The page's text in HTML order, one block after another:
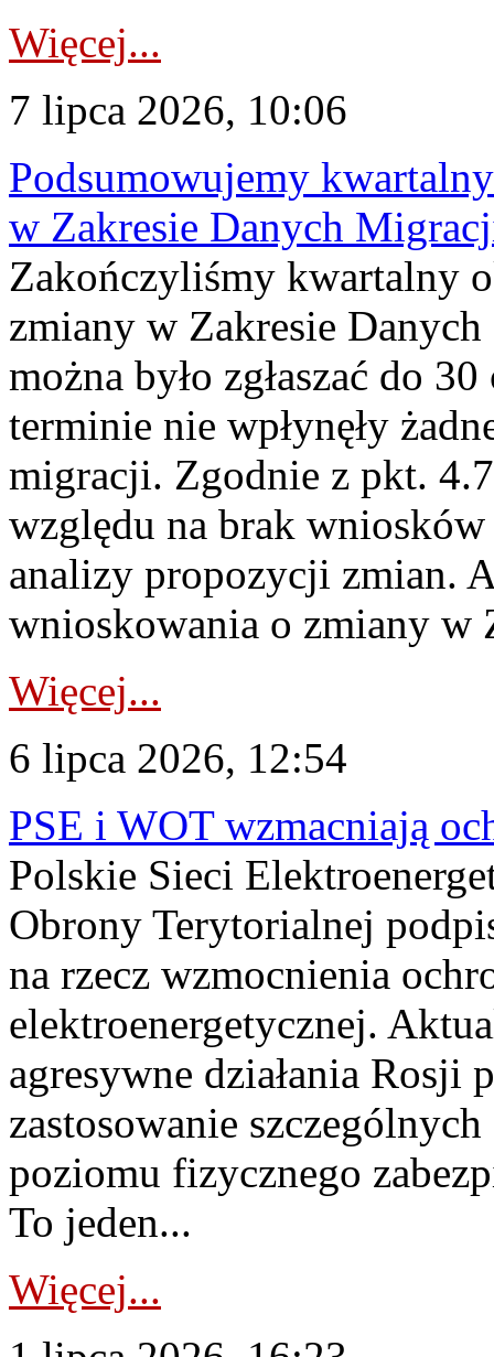
Więcej...
7 lipca 2026, 10:06
Podsumowujemy
w Zakresie Danych
Zakończyliśmy kwartalny
zmiany w Zakresie
można było zgłaszać do
terminie nie wpłynęły
migracji. Zgodnie z pkt.
względu na brak
analizy propozycji zmian.
wnioskowania o zmiany w
Więcej...
6 lipca 2026, 12:54
PSE i WOT wzmacniają
Polskie Sieci
Obrony Terytorialnej
na rzecz wzmocnienia
elektroenergetycznej.
agresywne działania Rosji
zastosowanie
poziomu fizycznego
To jeden...
Więcej...